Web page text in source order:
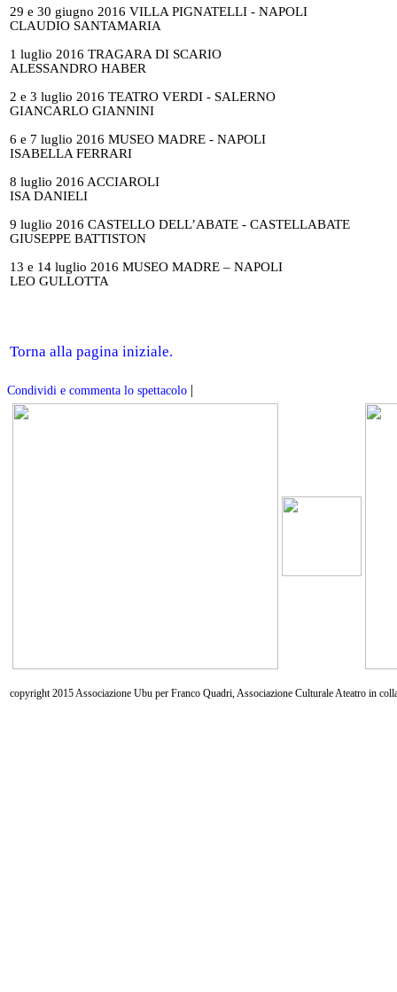
29 e 30 giugno 2016 VILLA PIGNATELLI - NAPOLI
CLAUDIO SANTAMARIA
1 luglio 2016 TRAGARA DI SCARIO
ALESSANDRO HABER
2 e 3 luglio 2016 TEATRO VERDI - SALERNO
GIANCARLO GIANNINI
6 e 7 luglio 2016 MUSEO MADRE - NAPOLI
ISABELLA FERRARI
8 luglio 2016 ACCIAROLI
ISA DANIELI
9 luglio 2016 CASTELLO DELL’ABATE - CASTELLABATE
GIUSEPPE BATTISTON
13 e 14 luglio 2016 MUSEO MADRE – NAPOLI
LEO GULLOTTA
Torna alla pagina iniziale.
Condividi e commenta lo spettacolo |
copyright 2015 Associazione Ubu per Franco Quadri, Associazione Culturale Ateatro in